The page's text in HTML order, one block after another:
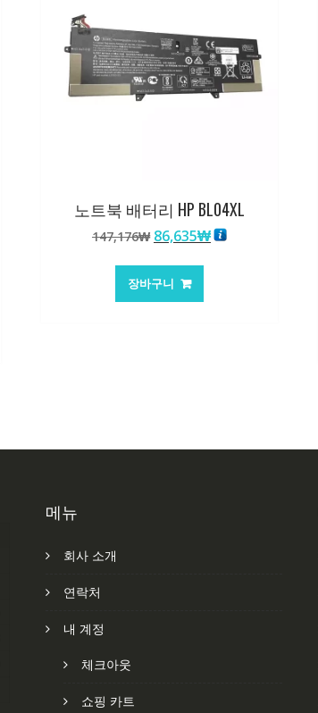
노트북 배터리 HP BL04XL
147,176₩ 원
가
격:
86,635₩현
장바구니
메뉴
회사 소개
연락처
내 계정
체크아웃
쇼핑 카트